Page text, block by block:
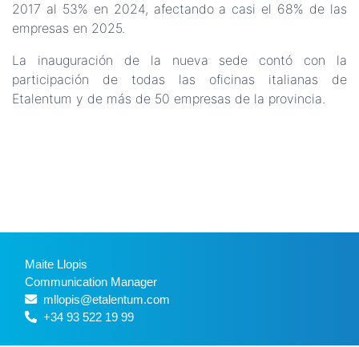
2017 al 53% en 2024, afectando a casi el 68% de las
empresas en 2025.
La inauguración de la nueva sede contó con la
participación de todas las oficinas italianas de
Etalentum y de más de 50 empresas de la provincia.
Maite Llopis
Communication Manager
mllopis@etalentum.com
+34 93 522 19 99